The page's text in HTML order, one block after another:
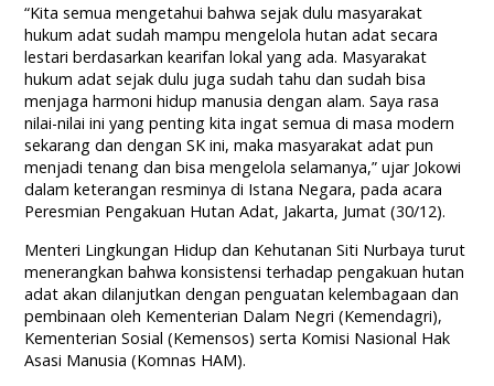
“Kita semua mengetahui bahwa sejak dulu masyarakat
hukum adat sudah mampu mengelola hutan adat secara
lestari berdasarkan kearifan lokal yang ada. Masyarakat
hukum adat sejak dulu juga sudah tahu dan sudah bisa
menjaga harmoni hidup manusia dengan alam. Saya rasa
nilai-nilai ini yang penting kita ingat semua di masa modern
sekarang dan dengan SK ini, maka masyarakat adat pun
menjadi tenang dan bisa mengelola selamanya,” ujar Jokowi
dalam keterangan resminya di Istana Negara, pada acara
Peresmian Pengakuan Hutan Adat, Jakarta, Jumat (30/12).
Menteri Lingkungan Hidup dan Kehutanan Siti Nurbaya turut
menerangkan bahwa konsistensi terhadap pengakuan hutan
adat akan dilanjutkan dengan penguatan kelembagaan dan
pembinaan oleh Kementerian Dalam Negri (Kemendagri),
Kementerian Sosial (Kemensos) serta Komisi Nasional Hak
Asasi Manusia (Komnas HAM).